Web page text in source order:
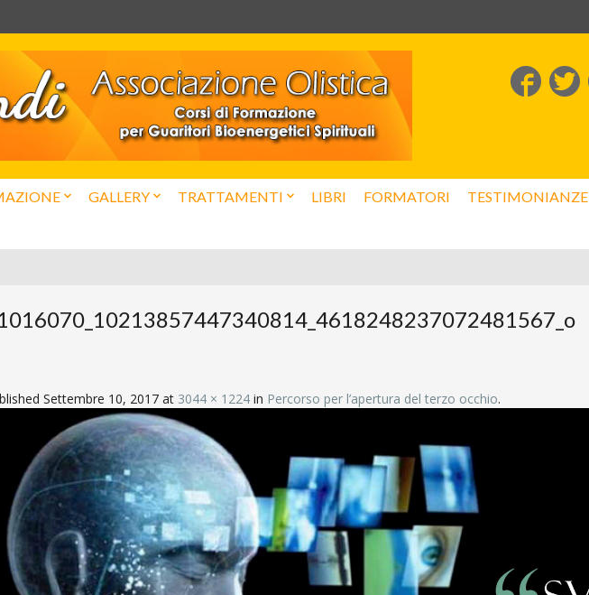
GALLERY TRATTAMENTI LIBRI FORMATORI TESTIMONIANZE
Settembre 10, 2017at 3044 × 1224in Percorso per l’apertura del terzo occhio.